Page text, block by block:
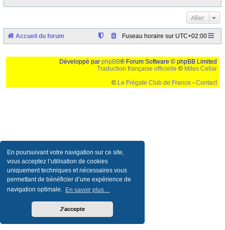
En poursuivant votre navigation sur ce site,
vous acceptez l’utilisation de cookies
uniquement techniques et nécessaires vous
permettant de bénéficier d’une expérience de
navigation optimale. En savoir plus…
J’accepte
Aller
Accueil du forum Fuseau horaire sur UTC+02:00
Développé par phpBB® Forum Software © phpBB Limited
Traduction française officielle © Miles Cellar
© Le Frégate Club de France - Contact